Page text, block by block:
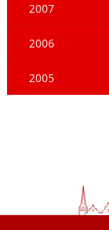
2007
2006
2005